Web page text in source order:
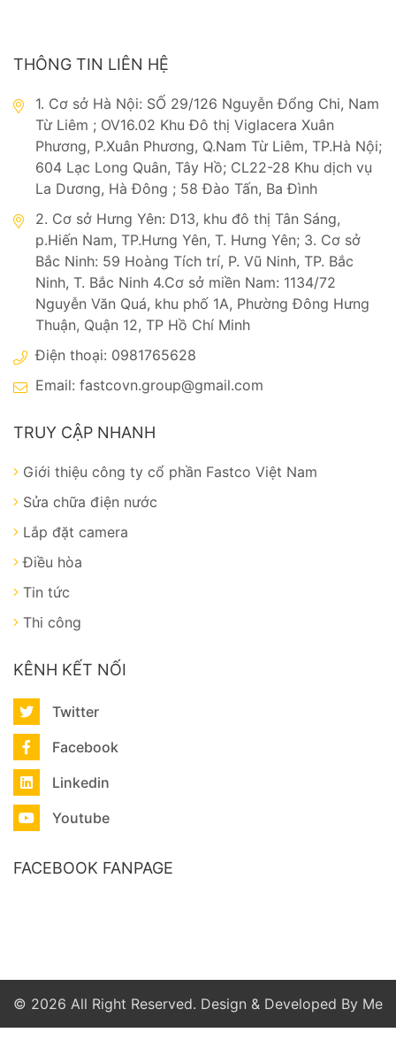
THÔNG TIN LIÊN HỆ
1. Cơ sở Hà Nội: SỐ 29/126 Nguyễn Đổng Chi, Nam
Từ Liêm ; OV16.02 Khu Đô thị Viglacera Xuân
Phương, P.Xuân Phương, Q.Nam Từ Liêm, TP.Hà Nội;
604 Lạc Long Quân, Tây Hồ; CL22-28 Khu dịch vụ
La Dương, Hà Đông ; 58 Đào Tấn, Ba Đình
2. Cơ sở Hưng Yên: D13, khu đô thị Tân Sáng,
p.Hiến Nam, TP.Hưng Yên, T. Hưng Yên; 3. Cơ sở
Bắc Ninh: 59 Hoàng Tích trí, P. Vũ Ninh, TP. Bắc
Ninh, T. Bắc Ninh 4.Cơ sở miền Nam: 1134/72
Nguyễn Văn Quá, khu phố 1A, Phường Đông Hưng
Thuận, Quận 12, TP Hồ Chí Minh
Điện thoại: 0981765628
Email: fastcovn.group@gmail.com
TRUY CẬP NHANH
Giới thiệu công ty cổ phần Fastco Việt Nam
Sửa chữa điện nước
Lắp đặt camera
Điều hòa
Tin tức
Thi công
KÊNH KẾT NỐI
Twitter
Facebook
Linkedin
Youtube
FACEBOOK FANPAGE
© 2026 All Right Reserved. Design & Developed By Me